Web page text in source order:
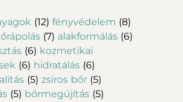
(12) fényvédelem (8)
(7) alakformálás (6)
(6) kozmetikai
(6) hidratálás (6)
(5) zsíros bőr (5)
(5) bőrmegújítás (5)